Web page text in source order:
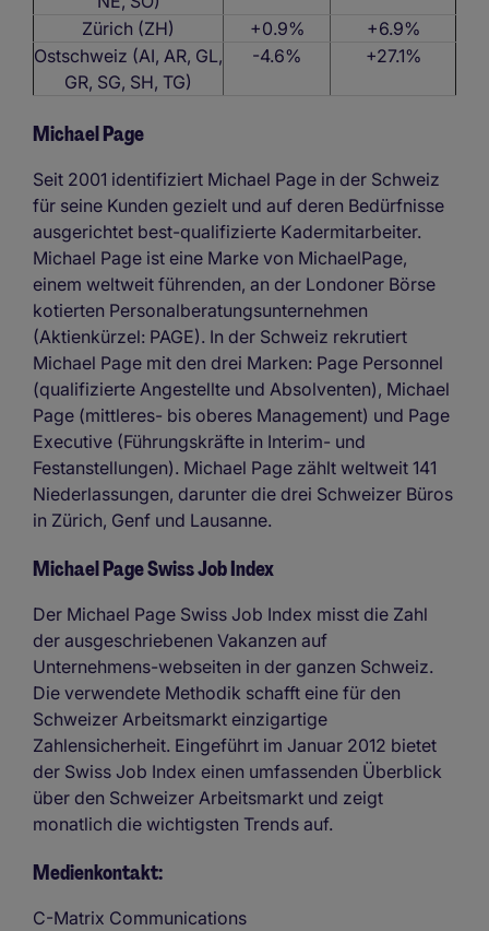
Zürich (ZH)
+0.9%
+6.9%
Ostschweiz (AI, AR, GL,
GR, SG, SH, TG)
-4.6% +27.1%
Michael Page
Seit 2001 identifiziert Michael Page in der Schweiz
für seine Kunden gezielt und auf deren Bedürfnisse
ausgerichtet best-qualifizierte Kadermitarbeiter.
Michael Page ist eine Marke von MichaelPage,
einem weltweit führenden, an der Londoner Börse
kotierten Personalberatungsunternehmen
(Aktienkürzel: PAGE). In der Schweiz rekrutiert
Michael Page mit den drei Marken: Page Personnel
(qualifizierte Angestellte und Absolventen), Michael
Page (mittleres- bis oberes Management) und Page
Executive (Führungskräfte in Interim- und
Festanstellungen). Michael Page zählt weltweit 141
Niederlassungen, darunter die drei Schweizer Büros
in Zürich, Genf und Lausanne.
Michael Page Swiss Job Index
Der Michael Page Swiss Job Index misst die Zahl
der ausgeschriebenen Vakanzen auf
Unternehmens-webseiten in der ganzen Schweiz.
Die verwendete Methodik schafft eine für den
Schweizer Arbeitsmarkt einzigartige
Zahlensicherheit. Eingeführt im Januar 2012 bietet
der Swiss Job Index einen umfassenden Überblick
über den Schweizer Arbeitsmarkt und zeigt
monatlich die wichtigsten Trends auf.
Medienkontakt:
C-Matrix Communications